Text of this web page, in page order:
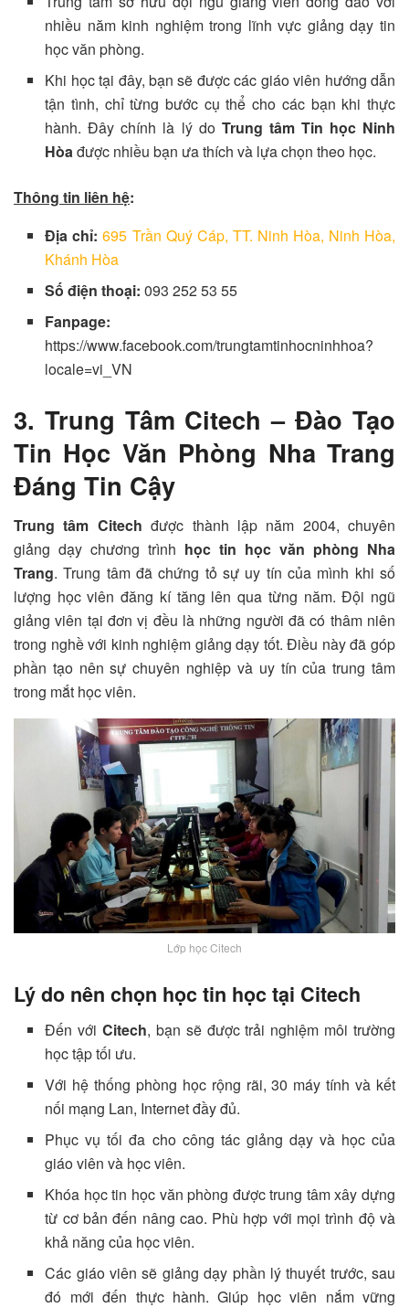
nhiều năm kinh nghiệm trong lĩnh vực giảng dạy tin
học văn phòng.
Khi học tại đây, bạn sẽ được các giáo viên hướng dẫn
tận tình, chỉ từng bước cụ thể cho các bạn khi thực
hành. Đây chính là lý do Trung tâm Tin học Ninh
Hòađược nhiều bạn ưa thích và lựa chọn theo học.
Thông tin liên hệ:
Địa chỉ:695 Trần Quý Cáp, TT. Ninh Hòa, Ninh Hòa,
Khánh Hòa
Số điện thoại:093 252 53 55
Fanpage:
https://www.facebook.com/trungtamtinhocninhhoa?
locale=vi_VN
3. Trung Tâm Citech – Đào Tạo
Tin Học Văn Phòng Nha Trang
Đáng Tin Cậy
Trung tâm Citech được thành lập năm 2004, chuyên
giảng dạy chương trình học tin học văn phòng Nha
Trang. Trung tâm đã chứng tỏ sự uy tín của mình khi số
lượng học viên đăng kí tăng lên qua từng năm. Đội ngũ
giảng viên tại đơn vị đều là những người đã có thâm niên
trong nghề với kinh nghiệm giảng dạy tốt. Điều này đã góp
phần tạo nên sự chuyên nghiệp và uy tín của trung tâm
trong mắt học viên.
Lớp học Citech
Lý do nên chọn học tin học tại Citech
Đến với Citech, bạn sẽ được trải nghiệm môi trường
học tập tối ưu.
Với hệ thống phòng học rộng rãi, 30 máy tính và kết
nối mạng Lan, Internet đầy đủ.
Phục vụ tối đa cho công tác giảng dạy và học của
giáo viên và học viên.
Khóa học tin học văn phòng được trung tâm xây dựng
từ cơ bản đến nâng cao. Phù hợp với mọi trình độ và
khả năng của học viên.
Các giáo viên sẽ giảng dạy phần lý thuyết trước, sau
đó mới đến thực hành. Giúp học viên nắm vững